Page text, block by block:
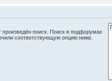
поиск. Поиск в подфорумах
соответствующую опцию ниже.